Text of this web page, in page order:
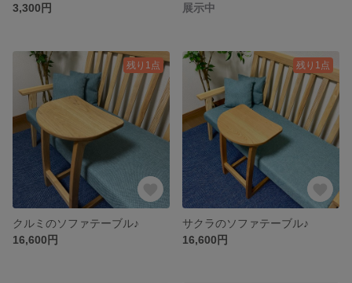
3,300円
展示中
残り1点
クルミのソファテーブル♪
16,600円
残り1点
サクラのソファテーブル♪
16,600円